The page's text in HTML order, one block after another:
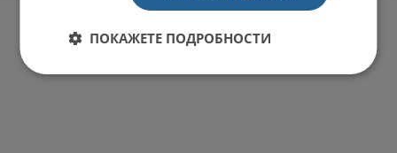
ПОКАЖЕТЕ ПОДРОБНОСТИ